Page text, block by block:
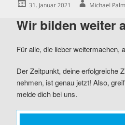
Posted
31. Januar 2021 Author
Michael
Wir bilden weiter
Für alle, die lieber weitermachen,
Der Zeitpunkt, deine erfolgreiche
nehmen, ist genau jetzt! Also,
melde dich bei uns.